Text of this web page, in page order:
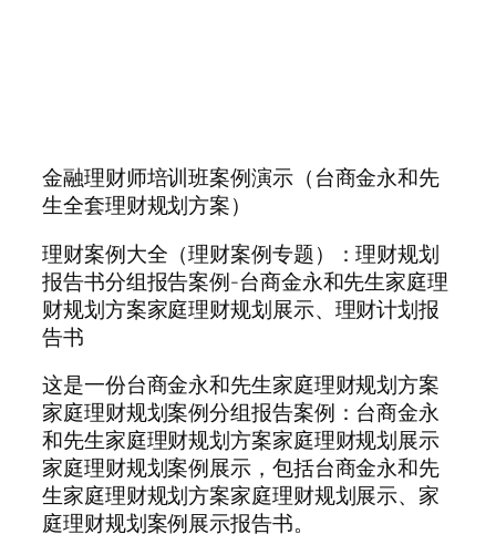
金融理财师培训班案例演示（台商金永和先
生全套理财规划方案）
理财案例大全（理财案例专题）：理财规划
报告书分组报告案例-台商金永和先生家庭理
财规划方案家庭理财规划展示、理财计划报
告书
这是一份台商金永和先生家庭理财规划方案
家庭理财规划案例分组报告案例：台商金永
和先生家庭理财规划方案家庭理财规划展示
家庭理财规划案例展示，包括台商金永和先
生家庭理财规划方案家庭理财规划展示、家
庭理财规划案例展示报告书。